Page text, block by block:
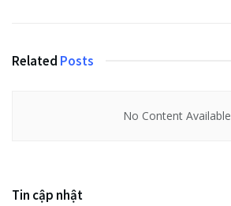
Related Posts
No Content Available
Tin cập nhật